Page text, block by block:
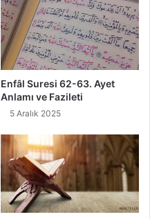
Enfâl Suresi 62-63. Ayet
Anlamı ve Fazileti
5 Aralık 2025